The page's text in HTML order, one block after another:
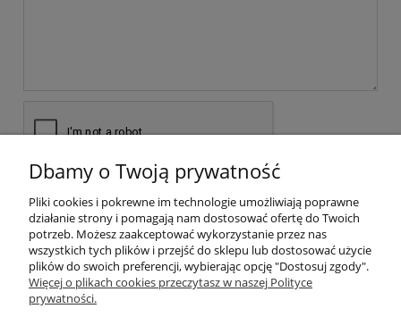
Pomoc
Dbamy o Twoją prywatność
Pliki cookies i pokrewne im technologie umożliwiają poprawne
działanie strony i pomagają nam dostosować ofertę do Twoich
potrzeb. Możesz zaakceptować wykorzystanie przez nas
wszystkich tych plików i przejść do sklepu lub dostosować użycie
plików do swoich preferencji, wybierając opcję "Dostosuj zgody".
Więcej o plikach cookies przeczytasz w naszej Polityce
prywatności.